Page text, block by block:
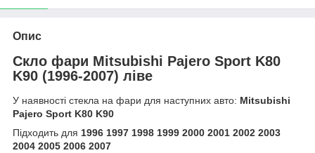
Опис
Скло фари Mitsubishi Pajero Sport K80
K90 (1996-2007) ліве
У наявності стекла на фари для наступних авто: Mitsubishi
Pajero Sport K80 K90
Підходить для 1996 1997 1998 1999 2000 2001 2002 2003
2004 2005 2006 2007